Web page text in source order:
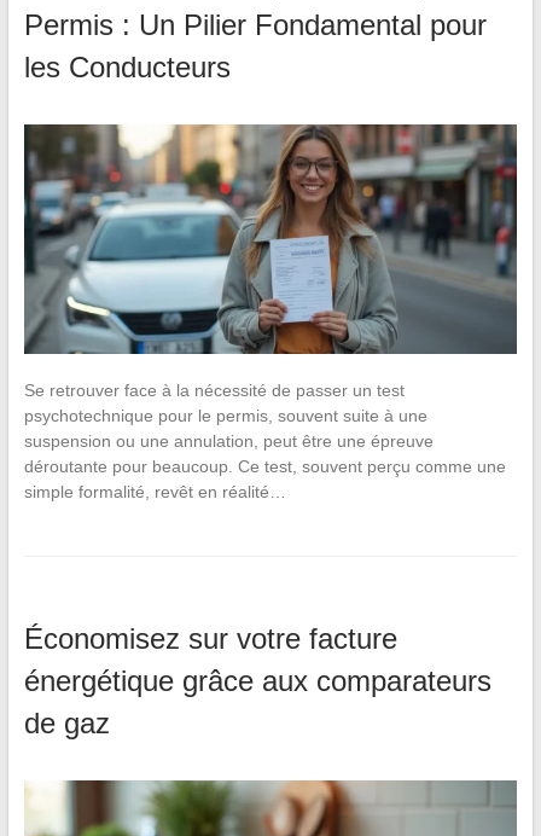
Permis : Un Pilier Fondamental pour
les Conducteurs
Se retrouver face à la nécessité de passer un test
psychotechnique pour le permis, souvent suite à une
suspension ou une annulation, peut être une épreuve
déroutante pour beaucoup. Ce test, souvent perçu comme une
simple formalité, revêt en réalité…
Économisez sur votre facture
énergétique grâce aux comparateurs
de gaz